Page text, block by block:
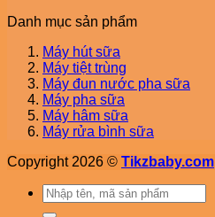
Danh mục sản phẩm
Máy hút sữa
Máy tiệt trùng
Máy đun nước pha sữa
Máy pha sữa
Máy hâm sữa
Máy rửa bình sữa
Copyright 2026 © Tikzbaby.com
Tìm
kiếm: